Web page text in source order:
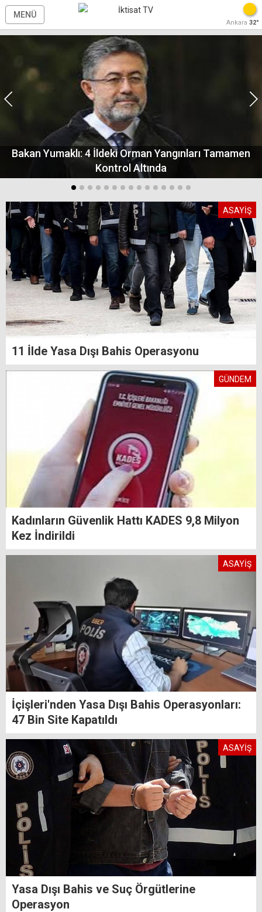
MENÜ
Ankara 32°
Bakan Yumaklı: 4 İldeki Orman Yangınları Tamamen
Kontrol Altında
ASAYİŞ
11 İlde Yasa Dışı Bahis Operasyonu
GÜNDEM
Kadınların Güvenlik Hattı KADES 9,8 Milyon
Kez İndirildi
ASAYİŞ
İçişleri'nden Yasa Dışı Bahis Operasyonları:
47 Bin Site Kapatıldı
ASAYİŞ
Yasa Dışı Bahis ve Suç Örgütlerine
Operasyon